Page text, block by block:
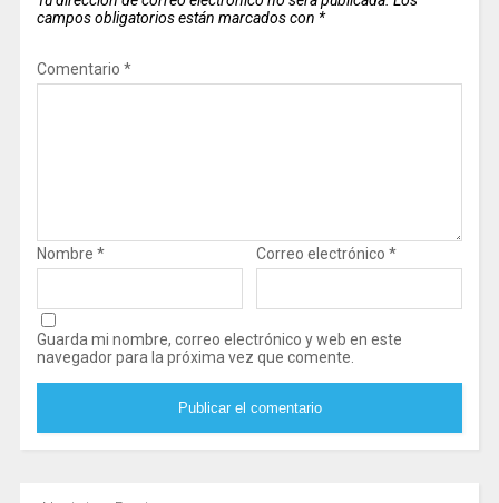
campos obligatorios están marcados con *
Comentario *
Nombre * Correo electrónico *
Guarda mi nombre, correo electrónico y web en este
navegador para la próxima vez que comente.